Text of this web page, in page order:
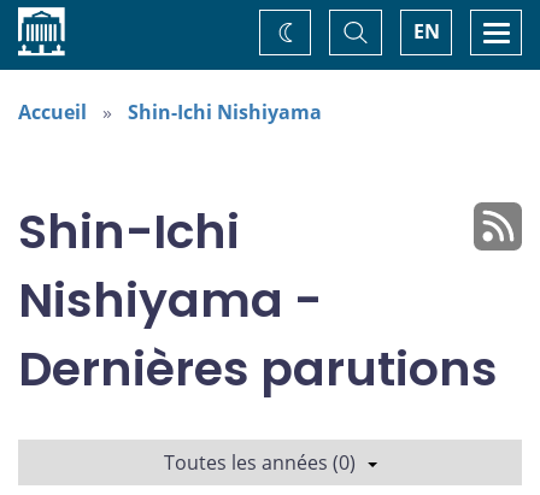
Accueil EN
Basculer
la
recherche
Changez
de
Accueil Shin-Ichi Nishiyama
Shin-Ichi
Nishiyama -
Dernières parutions
Toutes les années (0)